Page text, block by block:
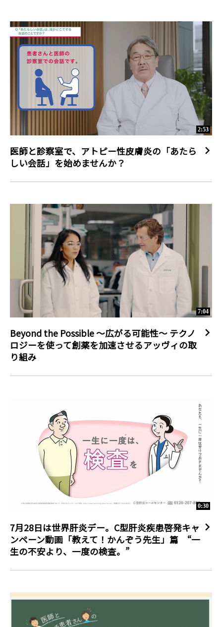
2:53
医師と診察室で、アトピー性皮膚炎の「あたら
しい会話」を始めませんか？
7:04
Beyond the Possible ～広がる可能性～ テクノ
ロジーを使って創薬を加速させるアッヴィの取
り組み
0:30
7月28日は世界肝炎デー。C型肝炎疾患啓発キャ
ンペーン動画「教えて！かんぞう先生」篇 “一
生の不安より、一度の検査。”